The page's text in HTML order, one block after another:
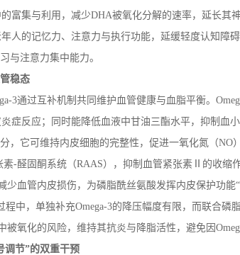
富集与利用，减少DHA被氧化分解的速率，延长其
人的记忆力、注意力与执行功能，延缓轻度认知障
与注意力集中能力。
稳态
3通过互补机制共同维护血管健康与血脂平衡。
症反应；同时能降低血液中甘油三酯水平，抑制血
，它可维持内皮细胞的完整性，促进一氧化氮（NO
素-醛固酮系统（RAAS），抑制血管紧张素Ⅱ的收缩
少血管内皮损伤，为磷脂酰丝氨酸发挥内皮保护功
程中，单独补充Omega-3的降压幅度有限，而联合磷
被氧化的风险，维持其抗炎与降脂活性，避免因
调节”的双重干预